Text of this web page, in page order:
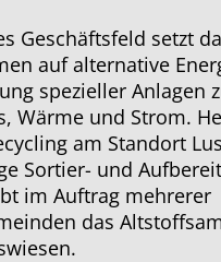
Geschäftsfeld setzt
auf alternative
spezieller Anlagen
Wärme und Strom.
am Standort
Sortier- und
im Auftrag mehrerer
das